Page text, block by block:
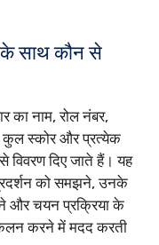
साथ कौन से
का नाम, रोल नंबर,
स्कोर और प्रत्येक
दिए जाते हैं। यह
प्रदर्शन को समझने, उनके
और चयन प्रक्रिया के
करने में मदद करती